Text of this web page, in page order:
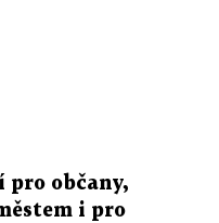
pro občany,
i pro